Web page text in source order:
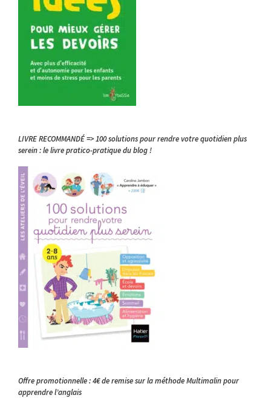
LIVRE RECOMMANDÉ => 100 solutions pour rendre votre quotidien plus
serein : le livre pratico-pratique du blog !
Offre promotionnelle : 4€ de remise sur la méthode Multimalin pour
apprendre l’anglais